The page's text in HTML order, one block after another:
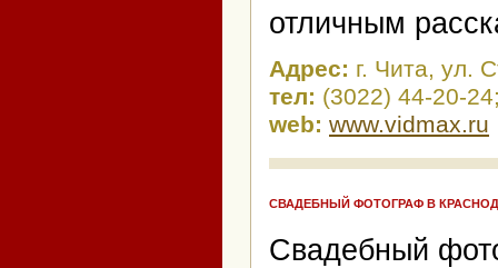
отличным
Адрес: г. Чита, ул.
тел: (3022) 44-20-
web: www.vidmax.ru
СВАДЕБНЫЙ ФОТОГРАФ В
Свадебный